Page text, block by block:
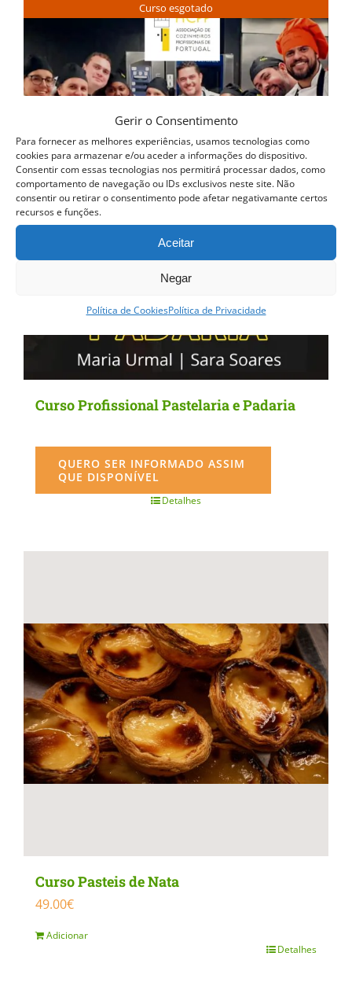
Gerir o Consentimento
Para fornecer as melhores experiências, usamos tecnologias como
cookies para armazenar e/ou aceder a informações do dispositivo.
Consentir com essas tecnologias nos permitirá processar dados, como
comportamento de navegação ou IDs exclusivos neste site. Não
consentir ou retirar o consentimento pode afetar negativamante certos
recursos e funções.
Aceitar
Negar
Política de CookiesPolítica de Privacidade
Curso esgotado
Curso Profissional Pastelaria e Padaria
QUERO SER INFORMADO ASSIM
QUE DISPONÍVEL
Detalhes
Curso Pasteis de Nata
49.00€
Adicionar
Detalhes